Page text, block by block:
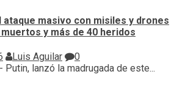
ataque masivo con misiles y drones
y más de 40 heridos
Luis Aguilar
0
Putin, lanzó la madrugada de este...